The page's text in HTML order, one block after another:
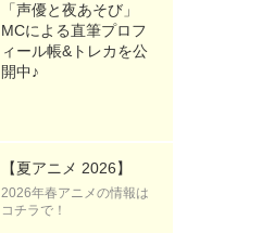
「声優と夜あそび」
MCによる直筆プロフ
ィール帳&トレカを公
開中♪
【夏アニメ 2026】
2026年春アニメの情報は
コチラで！